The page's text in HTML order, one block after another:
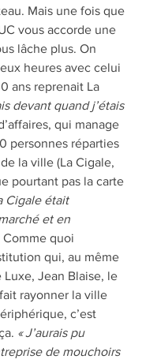
Mais une fois que
vous accorde une
lâche plus. On
heures avec celui
ans reprenait La
devant quand j’étais
qui manage
personnes réparties
la ville (La Cigale,
pourtant pas la carte
Cigale était
et en
Comme quoi
qui, au même
Jean Blaise, le
rayonner la ville
c’est
« J’aurais pu
de mouchoirs